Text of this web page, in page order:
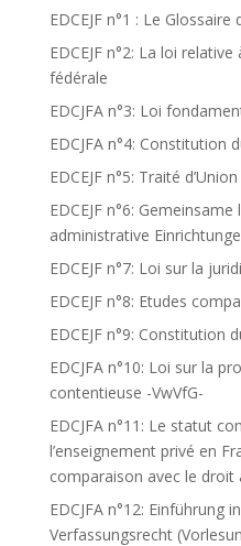
EDCEJF n°1 : Le
EDCEJF n°2: La loi
fédérale
EDCJFA n°3: Loi
EDCJFA n°4: Constitution
EDCEJF n°5: Traité
EDCEJF n°6:
administrative
EDCEJF n°7: Loi sur la
EDCEJF n°8: Etudes
EDCEJF n°9: Constitution
EDCJFA n°10: Loi sur la
contentieuse -VwVfG-
EDCJFA n°11: Le statut
l’enseignement privé en
comparaison avec le droit
EDCJFA n°12: Einführung
Verfassungsrecht